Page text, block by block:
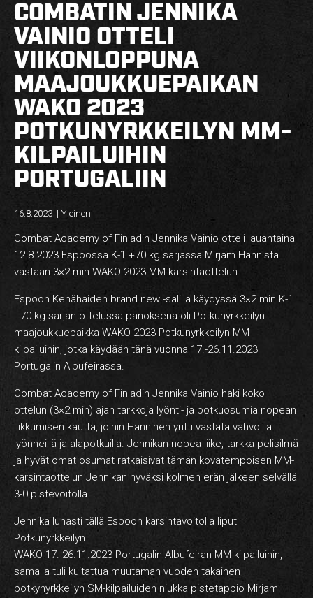
COMBATIN JENNIKA
VAINIO OTTELI
VIIKONLOPPUNA
MAAJOUKKUEPAIKAN
WAKO 2023
POTKUNYRKKEILYN MM-
KILPAILUIHIN
PORTUGALIIN
16.8.2023 |Yleinen
Combat Academy of Finladin Jennika Vainio otteli lauantaina
12.8.2023 Espoossa K-1 +70 kg sarjassa Mirjam Hännistä
vastaan 3×2 min WAKO 2023 MM-karsintaottelun.
Espoon Kehähaiden brand new -salilla käydyssä 3×2 min K-1
+70 kg sarjan ottelussa panoksena oli Potkunyrkkeilyn
maajoukkuepaikka WAKO 2023 Potkunyrkkeilyn MM-
kilpailuihin, jotka käydään tänä vuonna 17.-26.11.2023
Portugalin Albufeirassa.
Combat Academy of Finladin Jennika Vainio haki koko
ottelun (3×2 min) ajan tarkkoja lyönti- ja potkuosumia nopean
liikkumisen kautta, joihin Hänninen yritti vastata vahvoilla
lyönneillä ja alapotkuilla. Jennikan nopea liike, tarkka pelisilmä
ja hyvät omat osumat ratkaisivat tämän kovatempoisen MM-
karsintaottelun Jennikan hyväksi kolmen erän jälkeen selvällä
3-0 pistevoitolla.
Jennika lunasti tällä Espoon karsintavoitolla liput
Potkunyrkkeilyn
WAKO 17.-26.11.2023 Portugalin Albufeiran MM-kilpailuihin,
samalla tuli kuitattua muutaman vuoden takainen
potkynyrkkeilyn SM-kilpailuiden niukka pistetappio Mirjam